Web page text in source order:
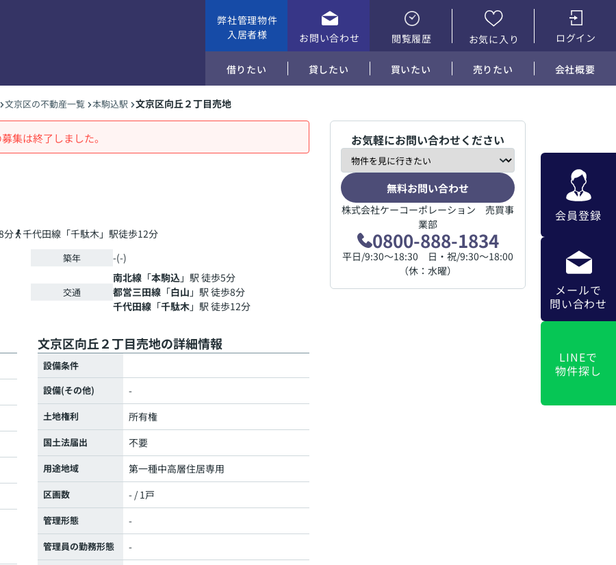
弊社管理物件
入居者様
お問い合わせ 閲覧履歴 お気に入り ログイン
借りたい 貸したい 買いたい 売りたい 会社概要
会員登録
メールで
問い合わせ
LINEで
物件探し
文京区の不動産一覧 本駒込駅 文京区向丘２丁目売地
集は終了しました。
分 千代田線「千駄木」駅徒歩12分
築年 -(-)
交通
南北線 「本駒込」駅 徒歩5分
都営三田線 「白山 」駅 徒歩8分
千代田線 「千駄木」駅 徒歩12分
文京区向丘２丁目売地の詳細情報
設備条件
設備(その他)
-
土地権利 所有権
国土法届出 不要
用途地域 第一種中高層住居専用
区画数 - / 1戸
管理形態 -
管理員の勤務形態 -
お気軽にお問い合わせください
無料お問い合わせ
株式会社ケーコーポレーション 売買事
業部
0800-888-1834
平日/9:30～18:30 日・祝/9:30～18:00
（休：水曜）